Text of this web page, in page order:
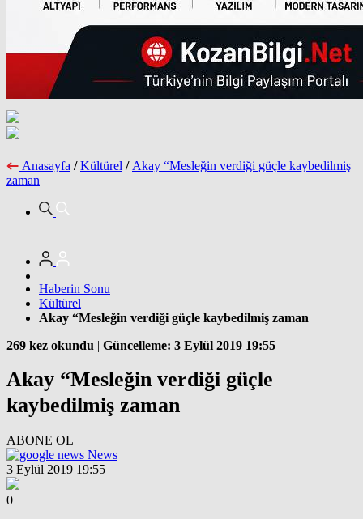
Anasayfa / Kültürel / Akay “Mesleğin verdiği güçle kaybedilmiş
zaman
Haberin Sonu
Kültürel
Akay “Mesleğin verdiği güçle kaybedilmiş zaman
269 kez okundu | Güncelleme: 3 Eylül 2019 19:55
Akay “Mesleğin verdiği güçle
kaybedilmiş zaman
ABONE OL
News
3 Eylül 2019 19:55
0